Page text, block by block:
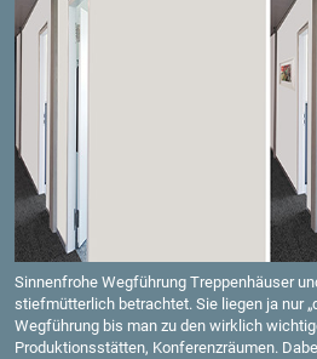
Sin­nen­fro­he Weg­füh­rung Trep­pen­häu­ser
stief­müt­ter­lich be­trach­tet. Sie lie­gen ja nur
Weg­füh­rung bis man zu den wirk­lich
Pro­duk­ti­ons­stät­ten, Kon­fe­renz­räu­men.